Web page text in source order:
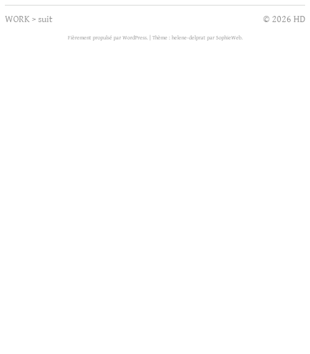
WORK>suit © 2026 HD
Fièrement propulsé par WordPress. Thème : helene-delprat par SophieWeb.